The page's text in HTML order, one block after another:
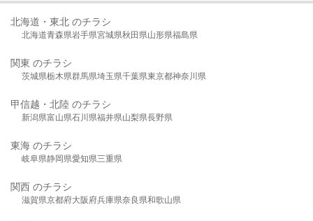
北海道・東北 のチラシ
北海道青森県岩手県宮城県秋田県山形県福島県
関東 のチラシ
茨城県栃木県群馬県埼玉県千葉県東京都神奈川県
甲信越・北陸 のチラシ
新潟県富山県石川県福井県山梨県長野県
東海 のチラシ
岐阜県静岡県愛知県三重県
関西 のチラシ
滋賀県京都府大阪府兵庫県奈良県和歌山県